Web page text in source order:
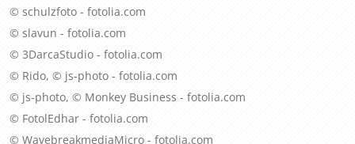
© schulzfoto - fotolia.com
© slavun - fotolia.com
© 3DarcaStudio - fotolia.com
© Rido, © js-photo - fotolia.com
© js-photo, © Monkey Business - fotolia.com
© FotolEdhar - fotolia.com
© WavebreakmediaMicro - fotolia.com